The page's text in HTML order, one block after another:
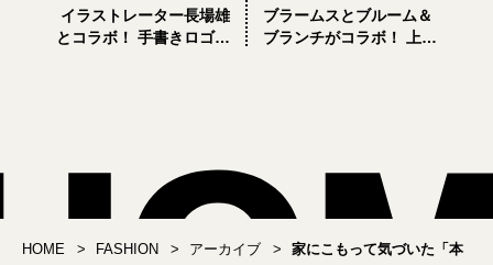
イラストレーター長場雄
とコラボ！ 手書きロゴの
ブラームスとブルーム＆
ブランチがコラボ！ 上品
HOME FASHION アーカイブ
家にこもって気づいた「本